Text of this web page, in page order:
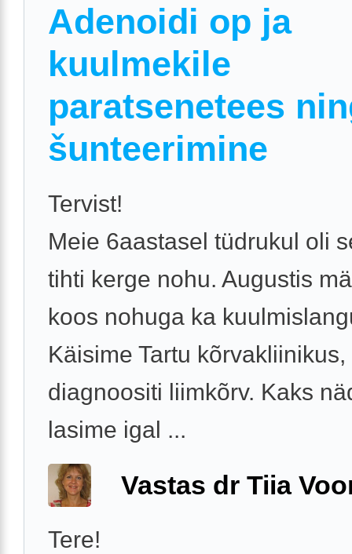
Adenoidi op ja
kuulmekile
paratsenetees
šunteerimine
Tervist!
Meie 6aastasel tüdrukul oli
tihti kerge nohu. Augustis
koos nohuga ka
Käisime Tartu
diagnoositi liimkõrv. Kaks
lasime igal ...
Vastas dr Tiia
Tere!